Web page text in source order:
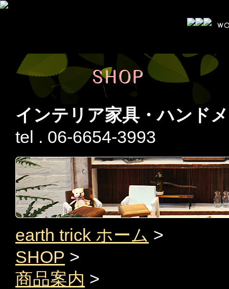
インテリア家具・ハンド
tel . 06-6654-3993
earth trick ホーム >
SHOP >
商品案内 >